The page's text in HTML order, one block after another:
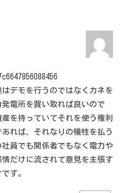
デモを行うのではなくカネを
電所を買い取れば良いので
を持っていてそれを使う権利
れば、それなりの犠牲を払う
員でも関係者でもなく電力や
だけに流されて意見を主張す
す。